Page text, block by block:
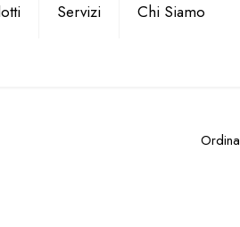
Servizi Chi Siamo